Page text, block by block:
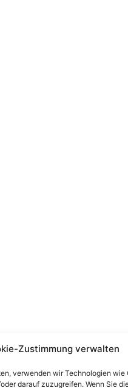
Zustimmung verwalten
verwenden wir Technologien wie
darauf zuzugreifen. Wenn Sie